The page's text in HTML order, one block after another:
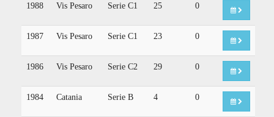
1988 Vis Pesaro Serie C1 25 0
1987 Vis Pesaro Serie C1 23 0
1986 Vis Pesaro Serie C2 29 0
1984 Catania Serie B 4 0